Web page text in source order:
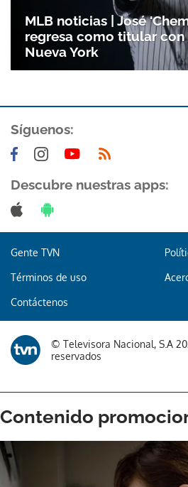
MLB noticias | José
regresa como titular con
Nueva York
Síguenos:
Descubre nuestras apps:
Gente TVN
Términos de uso
Contáctenos
© Televisora Nacional, S.A
reservados